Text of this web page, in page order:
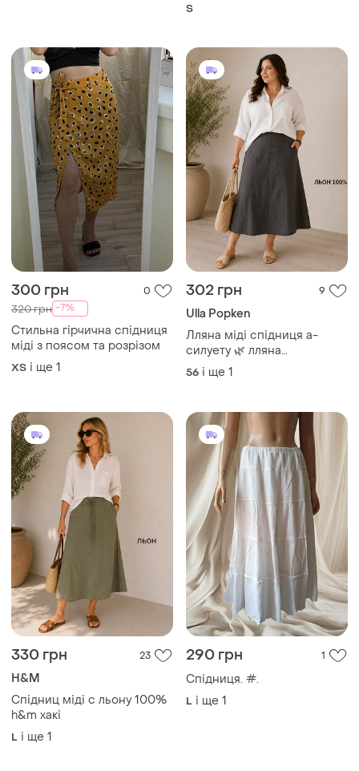
S
300 грн 0
320 грн -7%
Стильна гірчична спідниця
міді з поясом та розрізом
ХS і ще 1
302 грн 9
Ulla Popken
Лляна міді спідниця а-
силуету 🌿 лляна
розкльошена міді спідниця
батал шоколад
56 і ще 1
330 грн 23
H&M
Спідниц міді с льону 100%
h&m хакі
L і ще 1
290 грн 1
Спідниця. #.
L і ще 1